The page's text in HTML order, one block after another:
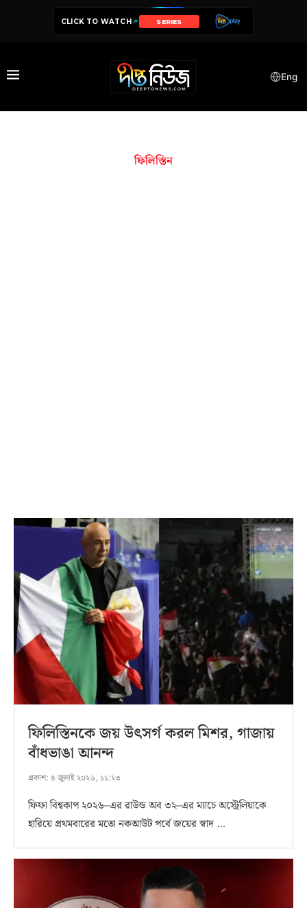
CLICK TO WATCH SERIES
Eng
ফিলিস্তিন
ফিলিস্তিনকে জয় উৎসর্গ করল মিশর, গাজায়
বাঁধভাঙা আনন্দ
প্রকাশ: ৪ জুলাই ২০২৬, ১১:২৩
ফিফা বিশ্বকাপ ২০২৬–এর রাউন্ড অব ৩২–এর ম্যাচে অস্ট্রেলিয়াকে
হারিয়ে প্রথমবারের মতো নকআউট পর্বে জয়ের স্বাদ …